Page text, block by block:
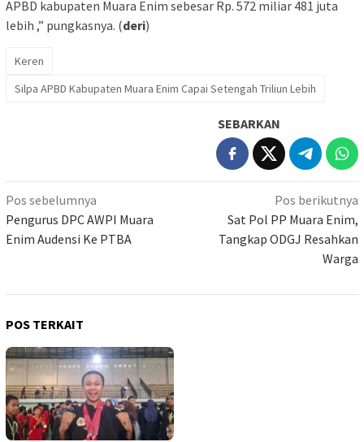
APBD kabupaten Muara Enim sebesar Rp. 572 miliar 481 juta
lebih ,” pungkasnya. (deri)
Keren
Silpa APBD Kabupaten Muara Enim Capai Setengah Triliun Lebih
SEBARKAN
Navigasi
pos
Pos sebelumnya
Pengurus DPC AWPI Muara
Enim Audensi Ke PTBA
Pos berikutnya
Sat Pol PP Muara Enim,
Tangkap ODGJ Resahkan
Warga
POS TERKAIT